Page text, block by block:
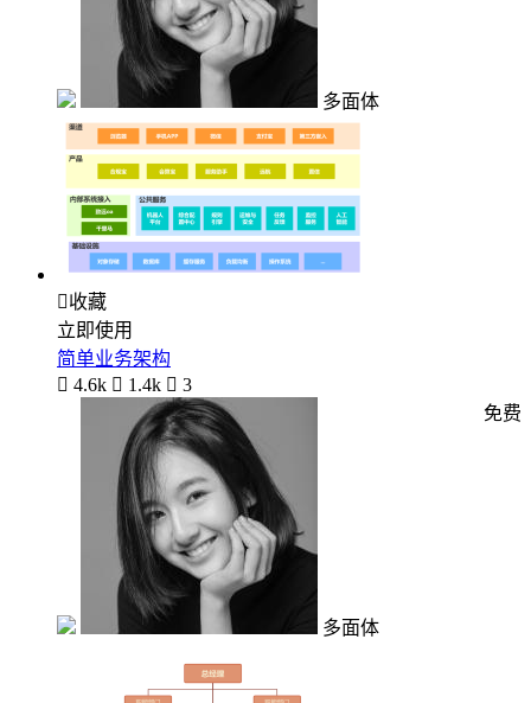
多面体
收藏
立即使用
简单业务架构
 4.6k  1.4k  3
多面体
免费